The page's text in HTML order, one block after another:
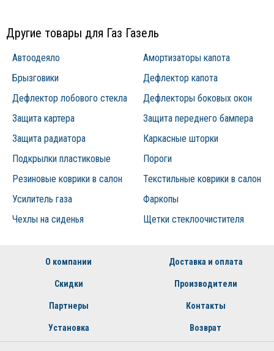
Другие товары для Газ Газель
Автоодеяло
Амортизаторы капота
Брызговики
Дефлектор капота
Дефлектор лобового стекла
Дефлекторы боковых окон
Защита картера
Защита переднего бампера
Защита радиатора
Каркасные шторки
Подкрылки пластиковые
Пороги
Резиновые коврики в салон
Текстильные коврики в салон
Усилитель газа
Фаркопы
Чехлы на сиденья
Щетки стеклоочистителя
О компании Доставка и оплата
Скидки Производители
Партнеры Контакты
Установка Возврат